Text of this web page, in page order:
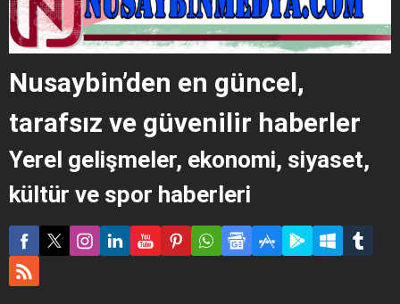
Nusaybin’den en güncel,
tarafsız ve güvenilir haberler
Yerel gelişmeler, ekonomi, siyaset,
kültür ve spor haberleri